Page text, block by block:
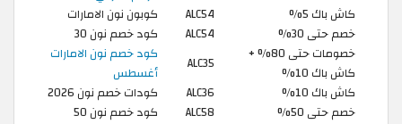
كاش باك 5%
ALC54
كوبون نون الامارات
خصم حتى 30%
ALC54
كود خصم نون 30
خصومات حتى 80% +
كاش باك 10%
ALC35
كود خصم نون الامارات
أغسطس
كاش باك 10%
ALC36
كودات خصم نون 2026
خصم حتى 50%
ALC58 كود خصم نون 50